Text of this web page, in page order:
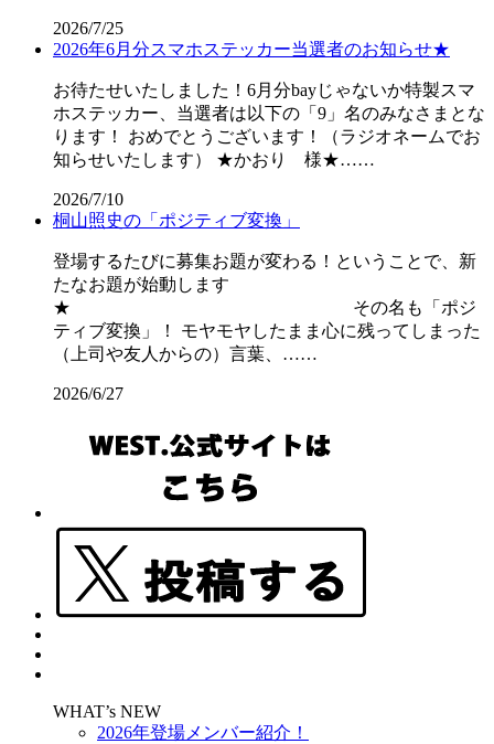
2026/7/25
2026年6月分スマホステッカー当選者のお知らせ★
お待たせいたしました！6月分bayじゃないか特製スマ
ホステッカー、当選者は以下の「9」名のみなさまとな
ります！ おめでとうございます！（ラジオネームでお
知らせいたします） ★かおり 様★……
2026/7/10
桐山照史の「ポジティブ変換」
登場するたびに募集お題が変わる！ということで、新
たなお題が始動します
★ その名も「ポジ
ティブ変換」！ モヤモヤしたまま心に残ってしまった
（上司や友人からの）言葉、……
2026/6/27
WHAT’s NEW
2026年登場メンバー紹介！